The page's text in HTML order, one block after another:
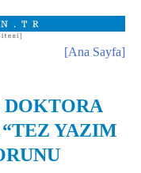
[Ana Sayfa]
DOKTORA
YAZIM